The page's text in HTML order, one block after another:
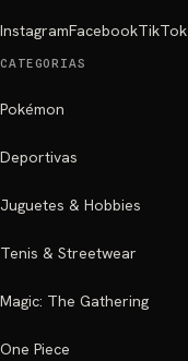
InstagramFacebookTikTok
CATEGORIAS
Pokémon
Deportivas
Juguetes & Hobbies
Tenis & Streetwear
Magic: The Gathering
One Piece